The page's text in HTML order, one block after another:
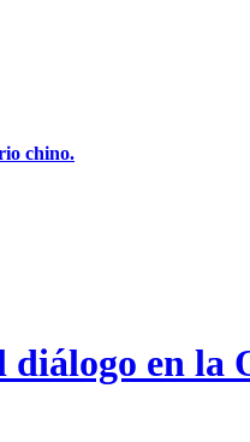
chino.
diálogo en la